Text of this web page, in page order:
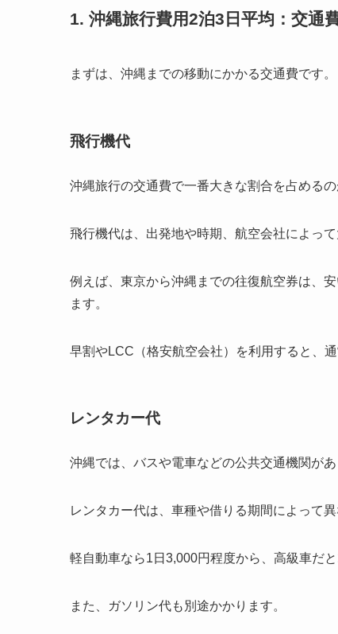
1. 沖縄旅行費用2泊3日平均：交通
まずは、沖縄までの移動にかかる交通費です。
飛行機代
沖縄旅行の交通費で一番大きな割合を占めるの
飛行機代は、出発地や時期、航空会社によって
例えば、東京から沖縄までの往復航空券は、
ます。
早割やLCC（格安航空会社）を利用すると、
レンタカー代
沖縄では、バスや電車などの公共交通機関が
レンタカー代は、車種や借りる期間によって異
軽自動車なら1日3,000円程度から、高級車だ
また、ガソリン代も別途かかります。